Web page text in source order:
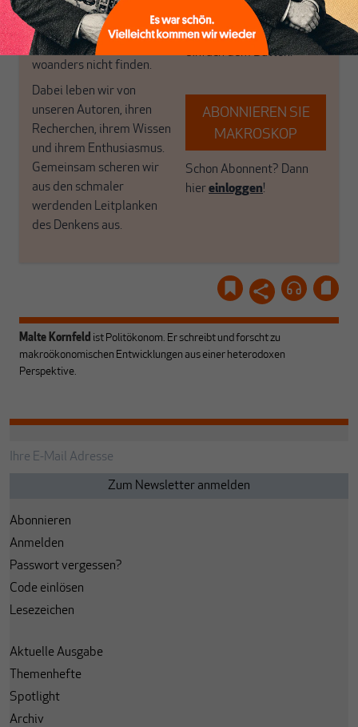
haben einen Blick auf
Geld, Wirtschaft und
Politik, den Sie so
woanders nicht finden.
Dabei leben wir von
unseren Autoren, ihren
Recherchen, ihrem Wissen
und ihrem Enthusiasmus.
Gemeinsam scheren wir
aus den schmaler
werdenden Leitplanken
des Denkens aus.
Brauchen Sie auch frische
Luft? Dann folgen Sie
einfach dem Button.
ABONNIEREN SIE
MAKROSKOP
Schon Abonnent? Dann
hiereinloggen!
Malte Kornfeld ist Politökonom. Er schreibt und forscht zu
makroökonomischen Entwicklungen aus einer heterodoxen
Perspektive.
Abonnieren
Anmelden
Passwort vergessen?
Code einlösen
Lesezeichen
Aktuelle Ausgabe
Themenhefte
Spotlight
Archiv